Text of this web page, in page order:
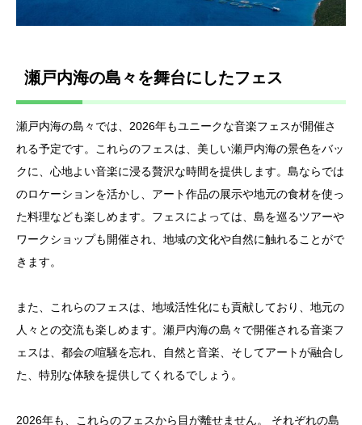
瀬戸内海の島々を舞台にしたフェス
瀬戸内海の島々では、2026年もユニークな音楽フェスが開催さ
れる予定です。これらのフェスは、美しい瀬戸内海の景色をバッ
クに、心地よい音楽に浸る贅沢な時間を提供します。島ならでは
のロケーションを活かし、アート作品の展示や地元の食材を使っ
た料理なども楽しめます。フェスによっては、島を巡るツアーや
ワークショップも開催され、地域の文化や自然に触れることがで
きます。
また、これらのフェスは、地域活性化にも貢献しており、地元の
人々との交流も楽しめます。瀬戸内海の島々で開催される音楽フ
ェスは、都会の喧騒を忘れ、自然と音楽、そしてアートが融合し
た、特別な体験を提供してくれるでしょう。
2026年も、これらのフェスから目が離せません。 それぞれの島